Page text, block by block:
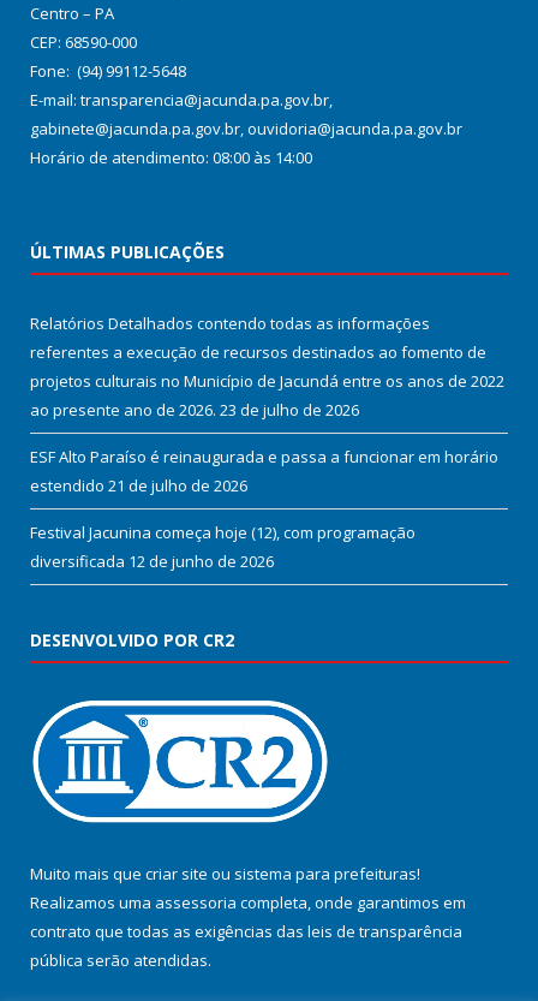
Centro – PA
CEP: 68590-000
Fone: (94) 99112-5648
E-mail: transparencia@jacunda.pa.gov.br,
gabinete@jacunda.pa.gov.br, ouvidoria@jacunda.pa.gov.br
Horário de atendimento: 08:00 às 14:00
ÚLTIMAS PUBLICAÇÕES
Relatórios Detalhados contendo todas as informações
referentes a execução de recursos destinados ao fomento de
projetos culturais no Município de Jacundá entre os anos de 2022
ao presente ano de 2026. 23 de julho de 2026
ESF Alto Paraíso é reinaugurada e passa a funcionar em horário
estendido 21 de julho de 2026
Festival Jacunina começa hoje (12), com programação
diversificada 12 de junho de 2026
DESENVOLVIDO POR CR2
Muito mais que criar site ou sistema para prefeituras!
Realizamos uma assessoria completa, onde garantimos em
contrato que todas as exigências das leis de transparência
pública serão atendidas.